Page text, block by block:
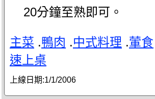
20分鐘至熟即可。
主菜 .鴨肉 .中式料理 .葷食
速上桌
上線日期:1/1/2006